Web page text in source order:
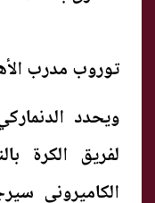
توروب مدرب
ويحدد
لفريق الكرة
الكاميروني